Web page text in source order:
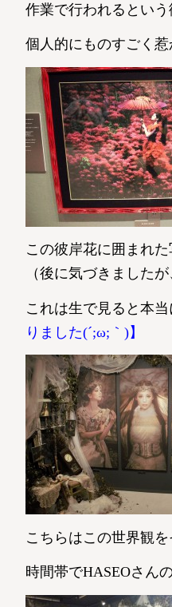
作業で行われるとい
個人的にものすごく惹
この彼岸花に囲まれ
（後に気づきました
これは生で見ると本
りました(´;ω;｀)】
こちらはこの世界観
時間帯でHASEOさん